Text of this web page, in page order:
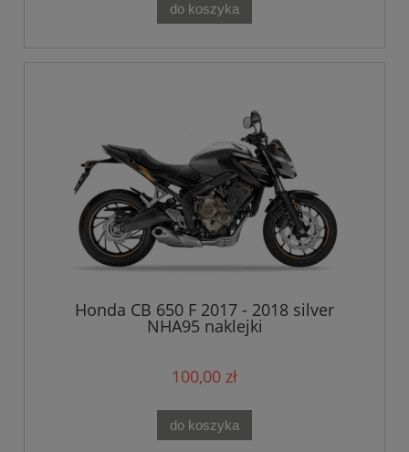
do koszyka
Honda CB 650 F 2017 - 2018 silver
NHA95 naklejki
100,00 zł
do koszyka